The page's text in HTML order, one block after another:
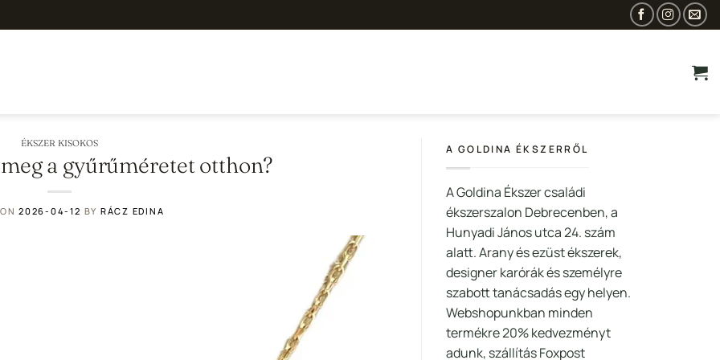
ÉKSZER KISOKOS
a gyűrűméretet otthon?
ON2026-04-12 BY RÁCZ EDINA
A GOLDINA ÉKSZERRŐL
A Goldina Ékszer családi
ékszerszalon Debrecenben, a
Hunyadi János utca 24. szám
alatt. Arany és ezüst ékszerek,
designer karórák és személyre
szabott tanácsadás egy helyen.
Webshopunkban minden
termékre 20% kedvezményt
adunk, szállítás Foxpost